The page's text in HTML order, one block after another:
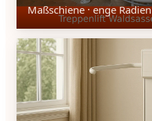
Maßschiene · enge Radien